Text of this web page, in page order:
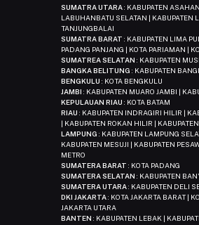
SUMATRA UTARA: KABUPATEN
LABUHANBATU SELATAN | KABUPATEN
TANJUNGBALAI
SUMATRA BARAT : KABUPATEN LIMA
PADANG PANJANG | KOTA PARIAMAN |
SUMATREA SELATAN : KABUPATEN
BANGKA BELITUNG : KABUPATEN
BENGKULU : KOTA BENGKULU
JAMBI : KABUPATEN MUARO JAMBI |
KEPULAUAN RIAU : KOTA BATAM
RIAU : KABUPATEN INDRAGIRI HILIR |
| KABUPATEN ROKAN HILIR |
LAMPUNG : KABUPATEN LAMPUNG
KABUPATEN MESUJI | KABUPATEN
METRO
SUMATERA BARAT : KOTA PADANG
SUMATERA SELATAN : KABUPATEN
SUMATERA UTARA: KABUPATEN DELI
DKI JAKARTA: KOTA JAKARTA BARAT |
JAKARTA UTARA
BANTEN : KABUPATEN LEBAK |